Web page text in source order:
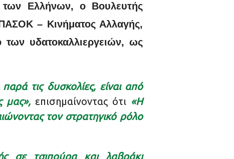
Ελλήνων, ο Βουλευτής
– Κινήματος Αλλαγής,
υδατοκαλλιεργειών, ως
τις δυσκολίες, είναι από
μας», επισημαίνοντας ότι «Η
τον στρατηγικό ρόλο
σε τσιπούρα και λαβράκι